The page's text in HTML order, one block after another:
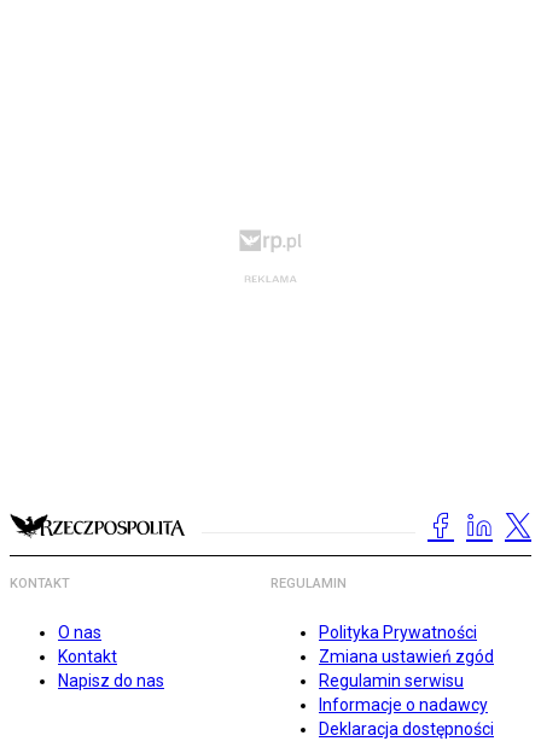
KONTAKT
O nas
Kontakt
Napisz do nas
REGULAMIN
Polityka Prywatności
Zmiana ustawień zgód
Regulamin serwisu
Informacje o nadawcy
Deklaracja dostępności